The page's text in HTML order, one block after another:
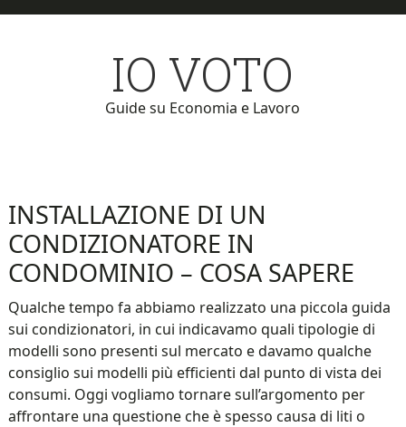
Skip
Skip
IO VOTO
Guide su Economia e Lavoro
INSTALLAZIONE DI UN
CONDIZIONATORE IN
CONDOMINIO – COSA SAPERE
Qualche tempo fa abbiamo realizzato una piccola guida
sui condizionatori, in cui indicavamo quali tipologie di
modelli sono presenti sul mercato e davamo qualche
consiglio sui modelli più efficienti dal punto di vista dei
consumi. Oggi vogliamo tornare sull’argomento per
affrontare una questione che è spesso causa di liti o